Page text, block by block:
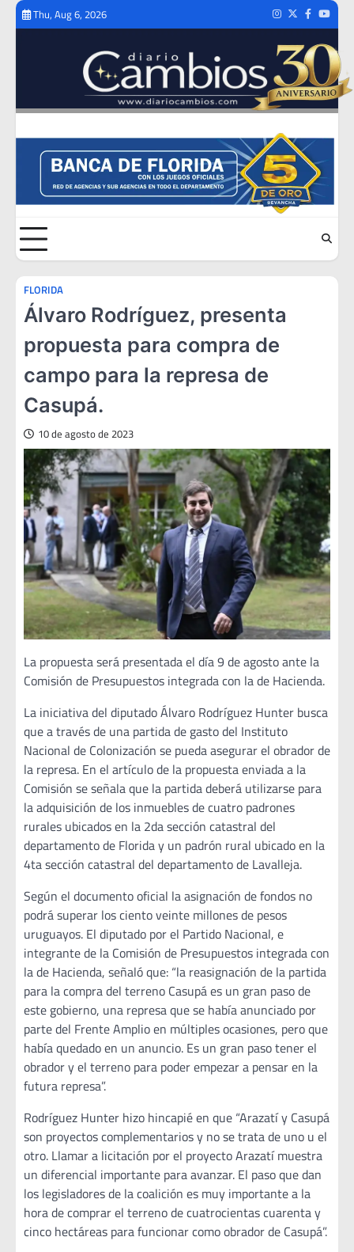
Skip
Thu, Aug 6, 2026 Instagram
TwitterFacebook
FLORIDA
Álvaro Rodríguez, presenta
propuesta para compra de
campo para la represa de
Casupá.
10 de agosto de 2023
La propuesta será presentada el día 9 de agosto ante la
Comisión de Presupuestos integrada con la de Hacienda.
La iniciativa del diputado Álvaro Rodríguez Hunter busca
que a través de una partida de gasto del Instituto
Nacional de Colonización se pueda asegurar el obrador de
la represa. En el artículo de la propuesta enviada a la
Comisión se señala que la partida deberá utilizarse para
la adquisición de los inmuebles de cuatro padrones
rurales ubicados en la 2da sección catastral del
departamento de Florida y un padrón rural ubicado en la
4ta sección catastral del departamento de Lavalleja.
Según el documento oficial la asignación de fondos no
podrá superar los ciento veinte millones de pesos
uruguayos. El diputado por el Partido Nacional, e
integrante de la Comisión de Presupuestos integrada con
la de Hacienda, señaló que: “la reasignación de la partida
para la compra del terreno Casupá es un gran paso de
este gobierno, una represa que se había anunciado por
parte del Frente Amplio en múltiples ocasiones, pero que
había quedado en un anuncio. Es un gran paso tener el
obrador y el terreno para poder empezar a pensar en la
futura represa”.
Rodríguez Hunter hizo hincapié en que “Arazatí y Casupá
son proyectos complementarios y no se trata de uno u el
otro. Llamar a licitación por el proyecto Arazatí muestra
un diferencial importante para avanzar. El paso que dan
los legisladores de la coalición es muy importante a la
hora de comprar el terreno de cuatrocientas cuarenta y
cinco hectáreas para funcionar como obrador de Casupá”.